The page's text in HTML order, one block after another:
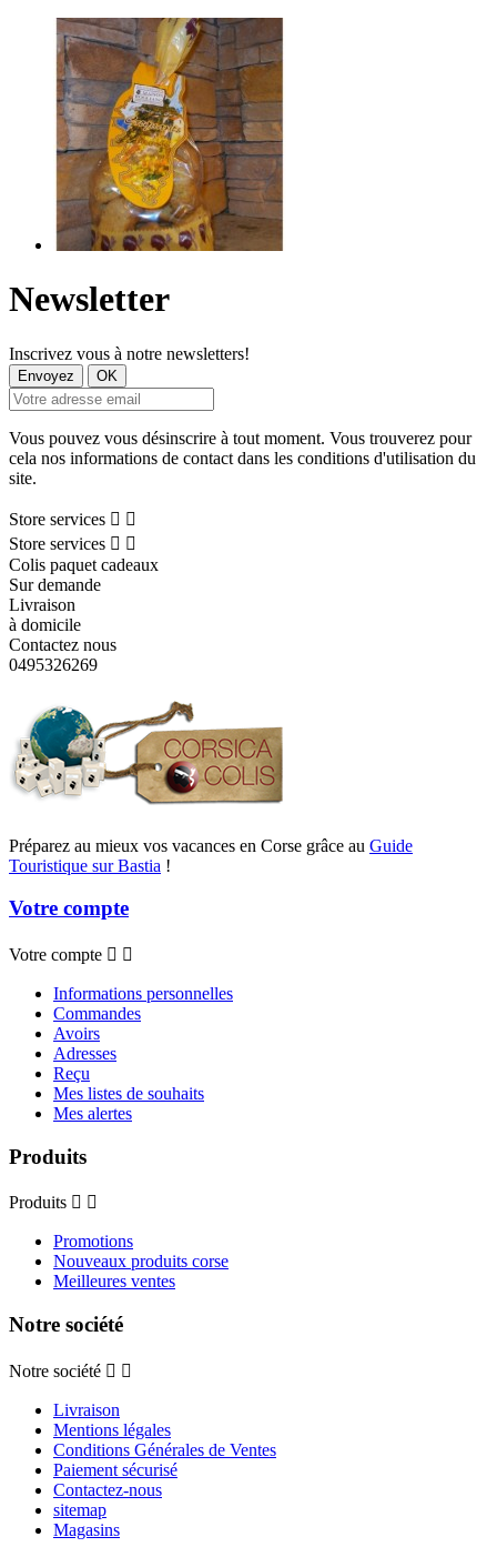
Newsletter
Inscrivez vous à notre newsletters!
Vous pouvez vous désinscrire à tout moment. Vous trouverez pour
cela nos informations de contact dans les conditions d'utilisation du
site.
Store services  
Store services  
Colis paquet cadeaux
Sur demande
Livraison
à domicile
Contactez nous
0495326269
Préparez au mieux vos vacances en Corse grâce au Guide
Touristique sur Bastia !
Votre compte
Votre compte  
Informations personnelles
Commandes
Avoirs
Adresses
Reçu
Mes listes de souhaits
Mes alertes
Produits
Produits  
Promotions
Nouveaux produits corse
Meilleures ventes
Notre société
Notre société  
Livraison
Mentions légales
Conditions Générales de Ventes
Paiement sécurisé
Contactez-nous
sitemap
Magasins